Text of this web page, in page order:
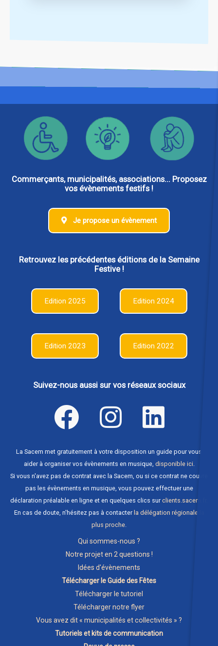
Commerçants, municipalités, associations... Proposez
vos évènements festifs !
Je propose un évènement
Retrouvez les précédentes éditions de la Semaine
Festive !
Edition 2025 Edition 2024
Edition 2023 Edition 2022
Suivez-nous aussi sur vos réseaux sociaux
La Sacem met gratuitement à votre disposition un guide pour vous
aider à organiser vos évènements en musique, disponible ici.
Si vous n'avez pas de contrat avec la Sacem, ou si ce contrat ne couvre
pas les évènements en musique, vous pouvez effectuer une
déclaration préalable en ligne et en quelques clics surclients.sacem.fr
En cas de doute, n'hésitez pas à contacter la délégation régionale la
plus proche.
Qui sommes-nous ?
Notre projet en 2 questions !
Idées d'évènements
Télécharger le Guide des Fêtes
Télécharger le tutoriel
Télécharger notre flyer
Vous avez dit « municipalités et collectivités » ?
Tutoriels et kits de communication